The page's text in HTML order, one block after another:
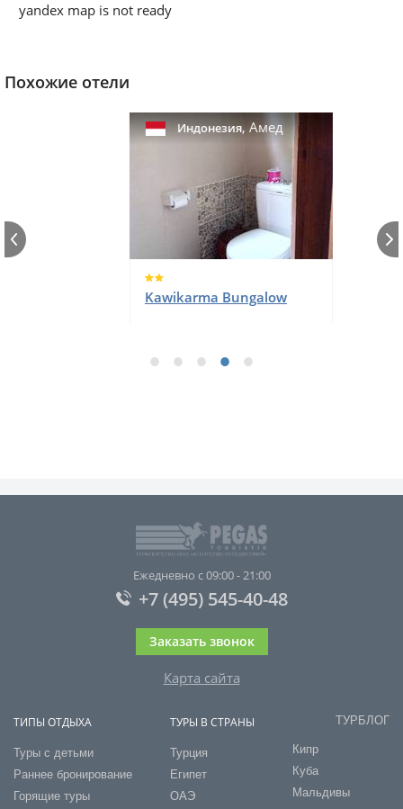
yandex map is not ready
Похожие отели
Индонезия,Амед
Kawikarma Bungalow
Ежедневно с 09:00 - 21:00
+7 (495) 545-40-48
Заказать звонок
Карта сайта
ТИПЫ ОТДЫХА
Туры с детьми
Раннее бронирование
Горящие туры
ТУРЫ В СТРАНЫ
Турция
Египет
ОАЭ
ТУРБЛОГ
Кипр
Куба
Мальдивы